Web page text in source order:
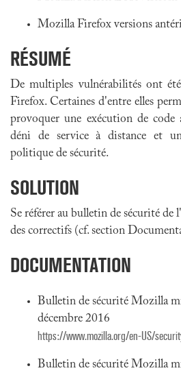
Mozilla Firefox versions
RÉSUMÉ
De multiples vulnérabilités ont
Firefox. Certaines d'entre elles
provoquer une exécution de code
déni de service à distance et
politique de sécurité.
SOLUTION
Se référer au bulletin de sécurité
des correctifs (cf. section
DOCUMENTATION
Bulletin de sécurité Mozilla
décembre 2016
https://www.mozilla.org/en-US/
Bulletin de sécurité Mozilla